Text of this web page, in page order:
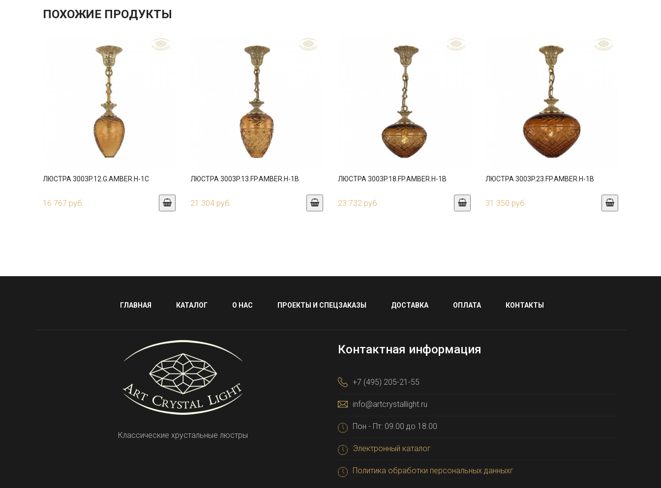
ПОХОЖИЕ ПРОДУКТЫ
ЛЮСТРА 3003P.12.G.AMBER.H-1C
16 767 руб.
ЛЮСТРА 3003P.13.FP.AMBER.H-1B
21 304 руб.
ЛЮСТРА 3003P.18.FP.AMBER.H-1B
23 732 руб.
ЛЮСТРА 3003P.23.FP.AMBER.H-1B
31 350 руб.
ГЛАВНАЯ КАТАЛОГ О НАС ПРОЕКТЫ И СПЕЦЗАКАЗЫ ДОСТАВКА ОПЛАТА КОНТАКТЫ
Классические хрустальные люстры
Контактная информация
+7 (495) 205-21-55
info@artcrystallight.ru
Пон - Пт: 09.00 до 18.00
Электронный каталог
Политика обработки персональных данныхг